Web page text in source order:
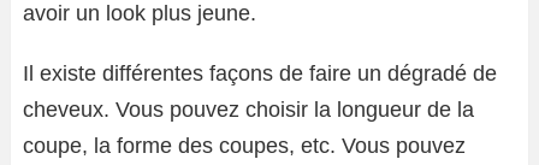
avoir un look plus jeune.
Il existe différentes façons de faire un dégradé de
cheveux. Vous pouvez choisir la longueur de la
coupe, la forme des coupes, etc. Vous pouvez